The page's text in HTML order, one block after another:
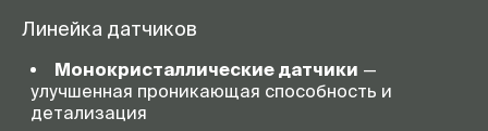
Линейка датчиков
Монокристаллические датчики —
улучшенная проникающая способность и
детализация